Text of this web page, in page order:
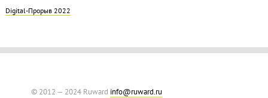
Digital-Прорыв 2022
© 2012 — 2024 Ruward info@ruward.ru